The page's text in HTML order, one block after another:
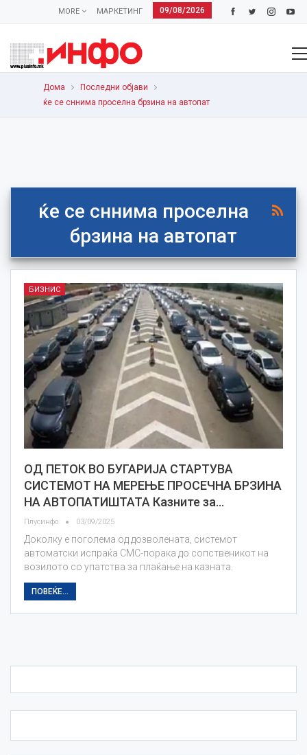
09/08/2026
МАРКЕТИНГ
MORE
Дома
Последни објави
ќе се сннима проселна брзина на автопат
ќе се сннима проселна
брзина на автопат
БИЗНИС
ОД ПЕТОК ВО БУГАРИЈА СТАРТУВА
СИСТЕМОТ НА МЕРЕЊЕ ПРОСЕЧНА БРЗИНА
НА АВТОПАТИШТАТА Казните за…
Плусинфо 03/09/2025
Доколку е поголема од дозволената, системот
автоматски испраќа СМС-порака до сопственикот на
возилото со упатства за плаќање на казната.
ПОВЕЌЕ...